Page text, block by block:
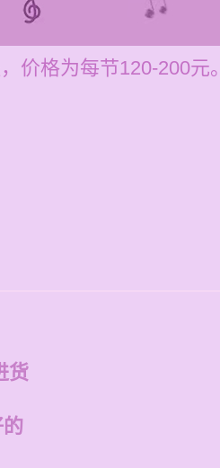
价格为每节120-200元。
货